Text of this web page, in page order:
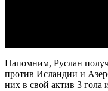
Напомним, Руслан
против Исландии и
них в свой актив 3 гола